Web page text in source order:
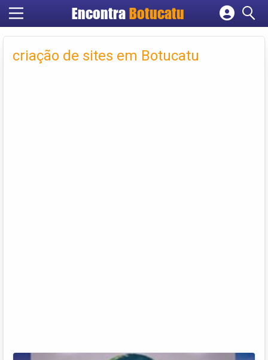
EncontraBotucatu
Cadastrar empresa
Criar conta
criação de sites em Botucatu